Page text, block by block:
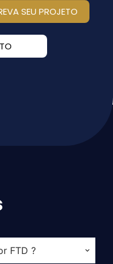
SEU PROJETO
FTD ?